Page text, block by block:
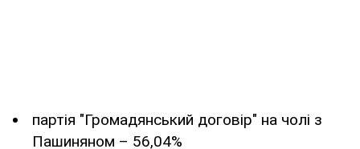
партія "Громадянський договір" на чолі з
Пашиняном – 56,04%